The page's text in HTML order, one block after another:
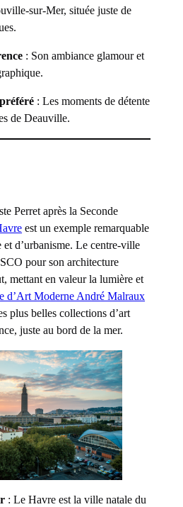
sur-Mer, située juste de
: Son ambiance glamour et
: Les moments de détente
de Deauville.
Perret après la Seconde
est un exemple remarquable
et d’urbanisme. Le centre-ville
pour son architecture
mettant en valeur la lumière et
d’Art Moderne André Malraux
plus belles collections d’art
juste au bord de la mer.
: Le Havre est la ville natale du